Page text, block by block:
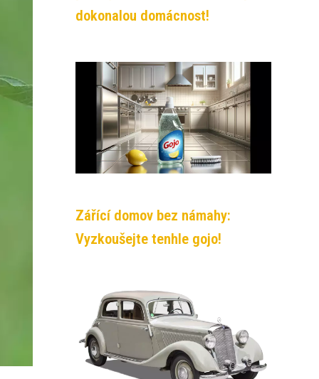
dokonalou domácnost!
Zářící domov bez námahy:
Vyzkoušejte tenhle gojo!